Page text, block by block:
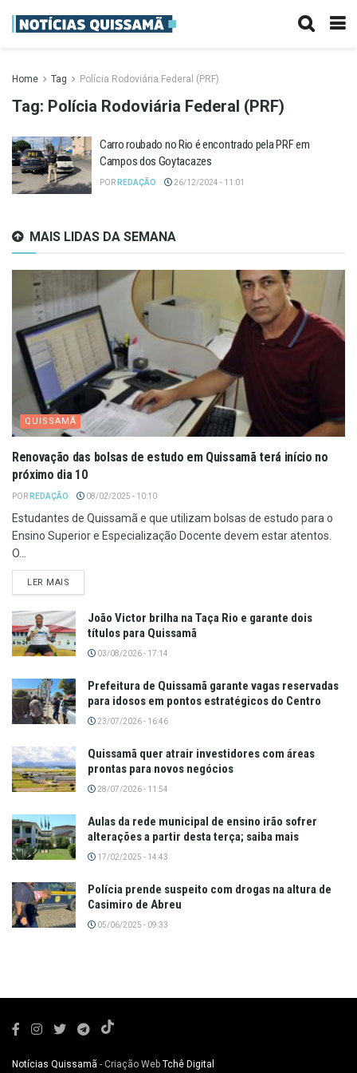
Home Tag Polícia Rodoviária Federal (PRF)
Tag: Polícia Rodoviária Federal (PRF)
Carro roubado no Rio é encontrado pela PRF em
Campos dos Goytacazes
POR REDAÇÃO 26/12/2024 - 11:01
MAIS LIDAS DA SEMANA
QUISSAMÃ
Renovação das bolsas de estudo em Quissamã terá início no
próximo dia 10
POR REDAÇÃO 08/02/2025 - 10:10
Estudantes de Quissamã e que utilizam bolsas de estudo para o
Ensino Superior e Especialização Docente devem estar atentos.
O...
LER MAIS
João Victor brilha na Taça Rio e garante dois
títulos para Quissamã
03/08/2026 - 17:14
Prefeitura de Quissamã garante vagas reservadas
para idosos em pontos estratégicos do Centro
23/07/2026 - 16:46
Quissamã quer atrair investidores com áreas
prontas para novos negócios
28/07/2026 - 11:54
Aulas da rede municipal de ensino irão sofrer
alterações a partir desta terça; saiba mais
17/02/2025 - 14:43
Polícia prende suspeito com drogas na altura de
Casimiro de Abreu
05/06/2025 - 09:33
Notícias Quissamã - Criação Web Tchê Digital